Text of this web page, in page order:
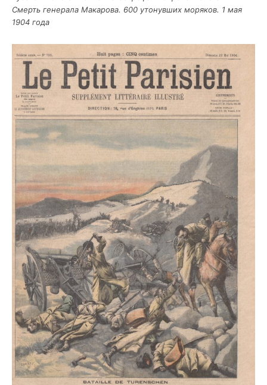
Смерть гене­ра­ла Мака­ро­ва. 600 уто­нув­ших моря­ков. 1 мая
1904 года